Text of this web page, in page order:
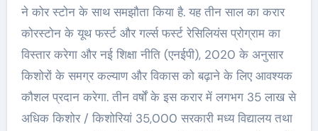
ने कोर स्टोन के साथ समझौता किया है. यह तीन साल का करार
कोरस्टोन के यूथ फर्स्ट और गर्ल्स फर्स्ट रेसिलियंस प्रोग्राम का
विस्तार करेगा और नई शिक्षा नीति (एनईपी), 2020 के अनुसार
किशोरों के समग्र कल्याण और विकास को बढ़ाने के लिए आवश्यक
कौशल प्रदान करेगा. तीन वर्षों के इस करार में लगभग 35 लाख से
अधिक किशोर / किशोरियां 35,000 सरकारी मध्य विद्यालय तथा